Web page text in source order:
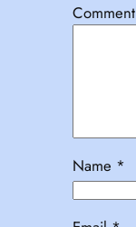
Comment
Name *